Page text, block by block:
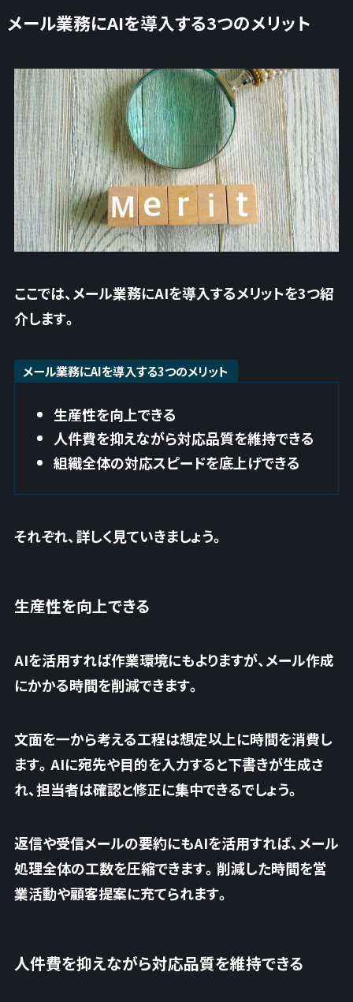
メール業務にAIを導入する3つのメリット
ここでは、メール業務にAIを導入するメリットを3つ紹
介します。
メール業務にAIを導入する3つのメリット
生産性を向上できる
人件費を抑えながら対応品質を維持できる
組織全体の対応スピードを底上げできる
それぞれ、詳しく見ていきましょう。
生産性を向上できる
AIを活用すれば作業環境にもよりますが、メール作成
にかかる時間を削減できます。
文面を一から考える工程は想定以上に時間を消費し
ます。AIに宛先や目的を入力すると下書きが生成さ
れ、担当者は確認と修正に集中できるでしょう。
返信や受信メールの要約にもAIを活用すれば、メール
処理全体の工数を圧縮できます。削減した時間を営
業活動や顧客提案に充てられます。
人件費を抑えながら対応品質を維持できる